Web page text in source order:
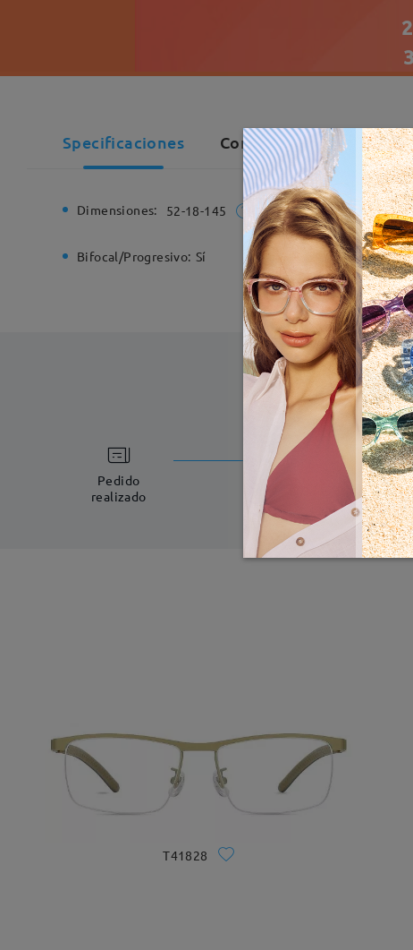
Specificaciones Comentarios de
Dimensiones: 52-18-145 Ancho de
Bifocal/Progresivo: Sí Bisagra de
Pedido
realizado
5-7 días laborales
T41828